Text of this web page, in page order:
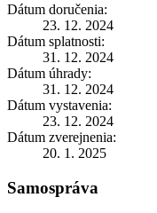
Dátum doručenia:
23. 12. 2024
Dátum splatnosti:
31. 12. 2024
Dátum úhrady:
31. 12. 2024
Dátum vystavenia:
23. 12. 2024
Dátum zverejnenia:
20. 1. 2025
Samospráva